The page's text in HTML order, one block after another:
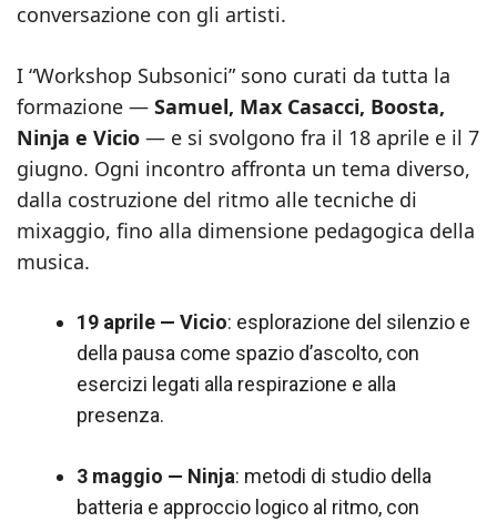
conversazione con gli artisti.
I “Workshop Subsonici” sono curati da tutta la
formazione — Samuel, Max Casacci, Boosta,
Ninja e Vicio — e si svolgono fra il 18 aprile e il 7
giugno. Ogni incontro affronta un tema diverso,
dalla costruzione del ritmo alle tecniche di
mixaggio, fino alla dimensione pedagogica della
musica.
19 aprile — Vicio: esplorazione del silenzio e
della pausa come spazio d’ascolto, con
esercizi legati alla respirazione e alla
presenza.
3 maggio — Ninja: metodi di studio della
batteria e approccio logico al ritmo, con